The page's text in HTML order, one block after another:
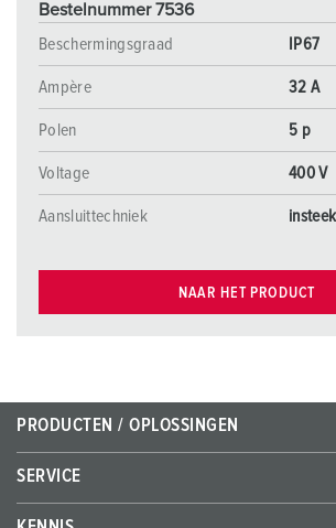
Bestelnummer 7536
Beschermingsgraad
IP67
Ampère 32 A
Polen 5 p
Voltage 400 V
Aansluittechniek
NAAR HET PRODUCT
PRODUCTEN / OPLOSSINGEN
SERVICE